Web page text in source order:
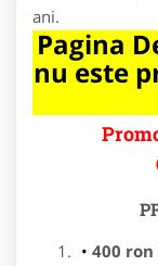
ani.
Pagina
nu este
400